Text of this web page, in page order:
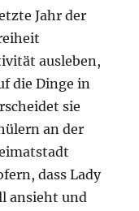
Jahr der
ausleben,
die Dinge in
sie
an der
dass Lady
ansieht und